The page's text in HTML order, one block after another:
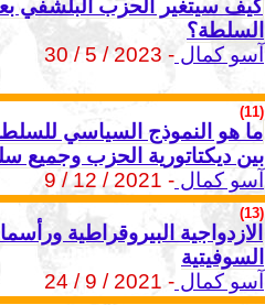
كيف سيتغير الحزب البلشفي
السلطة؟
آسو كمال - 2023 / 5 / 30
(11)
ما هو النموذج السياسي
بين ديكتاتورية الحزب وجميع
آسو كمال - 2021 / 12 / 9
(13)
الازدواجية البيروقراطية
السوفيتية
آسو كمال - 2021 / 9 / 24